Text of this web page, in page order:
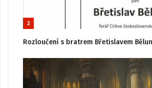
2
Rozloučení s bratrem Břetislavem